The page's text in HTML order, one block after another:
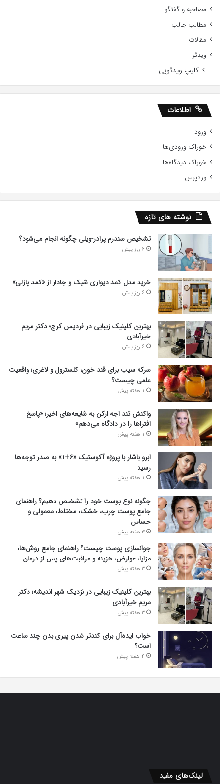
مصاحبه و گفتگو
مطالب جالب
مقالات
ویدئو
کلیپ ویدئویی
اطلاعات
ورود
خوراک ورودی‌ها
خوراک دیدگاه‌ها
وردپرس
نوشته های تازه
تشخیص سندرم پرادر-ویلی چگونه انجام می‌شود؟
6 روز پیش
خرید مدل کمد دیواری شیک و جادار از «کمد پازلی»
6 روز پیش
بهترین کلینیک زیبایی در فردیس کرج؛ دکتر مریم
خیرآبادی
6 روز پیش
سرکه سیب برای قند خون، کلسترول و لاغری؛ واقعیت
علمی چیست؟
1 هفته پیش
واکنش تند اجه ارکن به شایعه‌های اخیر؛ «پاسخ
افتراها را در دادگاه می‌دهم»
1 هفته پیش
ابرو یاشار با پروژه آکوستیک «۶+۱» به صدر توجه‌ها
رسید
1 هفته پیش
چگونه نوع پوست خود را تشخیص دهیم؟ راهنمای
جامع پوست چرب، خشک، مختلط، معمولی و
حساس
3 هفته پیش
جوانسازی پوست چیست؟ راهنمای جامع روش‌ها،
مزایا، عوارض، هزینه و مراقبت‌های پس از درمان
3 هفته پیش
بهترین کلینیک زیبایی در نزدیک شهر اندیشه؛ دکتر
مریم خیرآبادی
3 هفته پیش
خواب ایده‌آل برای کندتر شدن پیری بدن چند ساعت
است؟
4 هفته پیش
لینک‌های مفید